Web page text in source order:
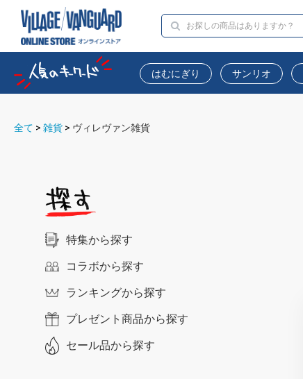
はむにぎり サンリオ
全て > 雑貨 > ヴィレヴァン雑貨
特集から探す
コラボから探す
ランキングから探す
プレゼント商品から探す
セール品から探す